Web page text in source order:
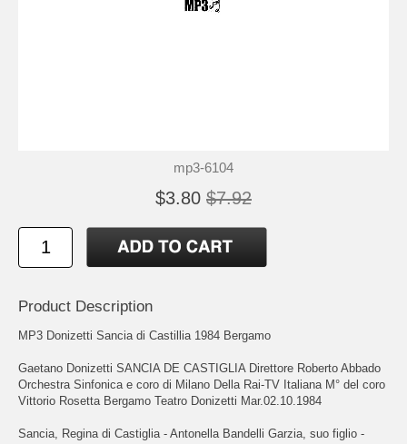
mp3-6104
$3.80 $7.92
Product Description
MP3 Donizetti Sancia di Castillia 1984 Bergamo
Gaetano Donizetti SANCIA DE CASTIGLIA Direttore Roberto Abbado
Orchestra Sinfonica e coro di Milano Della Rai-TV Italiana M° del coro
Vittorio Rosetta Bergamo Teatro Donizetti Mar.02.10.1984
Sancia, Regina di Castiglia - Antonella Bandelli Garzia, suo figlio -